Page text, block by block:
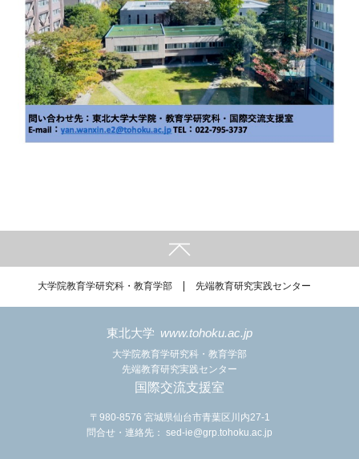
大学院教育学研究科・教育学部 先端教育研究実践センター
東北大学 www.tohoku.ac.jp
大学院教育学研究科・教育学部
先端教育研究実践センター
国際交流支援室
〒980-8576 宮城県仙台市青葉区川内27-1
問合せ・連絡先： sed-ie@grp.tohoku.ac.jp